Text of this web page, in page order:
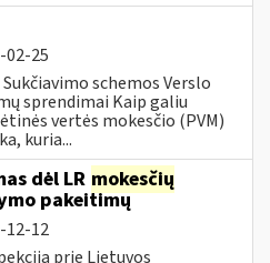
02-25
schemos Verslo
sprendimai Kaip galiu
vertės mokesčio (PVM)
kuria...
dėl LR mokesčių
pakeitimų
12-12
prie Lietuvos